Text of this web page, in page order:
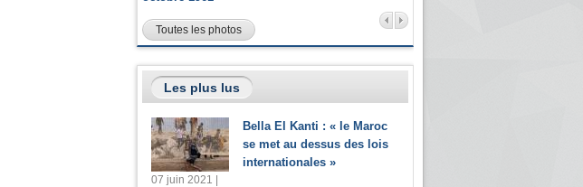
Toutes les photos
Les plus lus
Bella El Kanti : « le Maroc
se met au dessus des lois
internationales »
07 juin 2021 |